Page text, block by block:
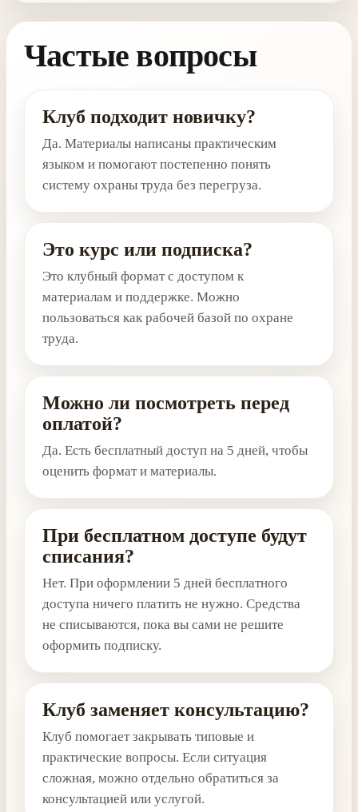
Частые вопросы
Клуб подходит новичку?
Да. Материалы написаны практическим
языком и помогают постепенно понять
систему охраны труда без перегруза.
Это курс или подписка?
Это клубный формат с доступом к
материалам и поддержке. Можно
пользоваться как рабочей базой по охране
труда.
Можно ли посмотреть перед
оплатой?
Да. Есть бесплатный доступ на 5 дней, чтобы
оценить формат и материалы.
При бесплатном доступе будут
списания?
Нет. При оформлении 5 дней бесплатного
доступа ничего платить не нужно. Средства
не списываются, пока вы сами не решите
оформить подписку.
Клуб заменяет консультацию?
Клуб помогает закрывать типовые и
практические вопросы. Если ситуация
сложная, можно отдельно обратиться за
консультацией или услугой.